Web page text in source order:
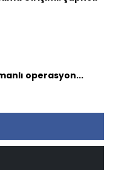
operasyon...